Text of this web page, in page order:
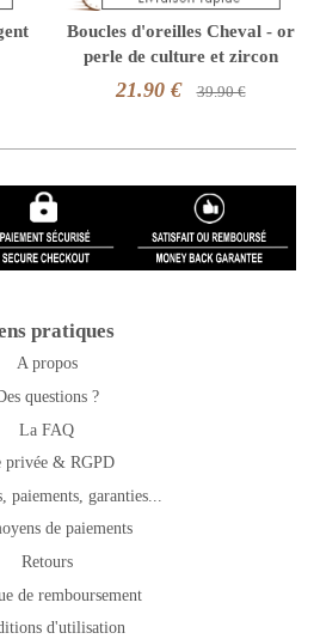
Boucles d'oreilles Cheval - or
perle de culture et zircon
21.90 € 39.90 €
pratiques
A propos
questions ?
La FAQ
privée & RGPD
paiements, garanties...
de paiements
Retours
de remboursement
d'utilisation